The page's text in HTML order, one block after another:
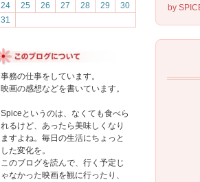
24
25 26 27 28 29
30
31
事務の仕事をしています。
映画の感想などを書いています。
Spiceというのは、なくても食べら
れるけど、あったら美味しくなり
ますよね。毎日の生活にちょっと
した変化を。
このブログを読んで、行く予定じ
ゃなかった映画を観に行ったり、
by